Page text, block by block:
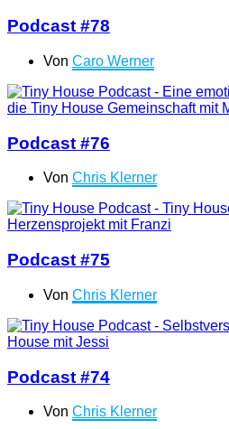
Podcast #78
Von Caro Werner
Podcast #76
Von Chris Klerner
Podcast #75
Von Chris Klerner
Podcast #74
Von Chris Klerner